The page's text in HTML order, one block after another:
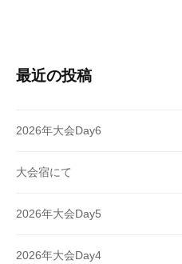
最近の投稿
2026年大会Day6
大会宿にて
2026年大会Day5
2026年大会Day4